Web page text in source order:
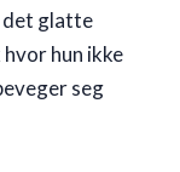
det glatte
hun ikke
seg